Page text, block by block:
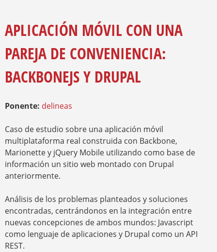
I
A
E
N
A
U
D
E
APLICACIÓN MÓVIL CON UNA
PAREJA DE CONVENIENCIA:
BACKBONEJS Y DRUPAL
Ponente: delineas
Caso de estudio sobre una aplicación móvil
multiplataforma real construida con Backbone,
Marionette y jQuery Mobile utilizando como base de
información un sitio web montado con Drupal
anteriormente.
Análisis de los problemas planteados y soluciones
encontradas, centrándonos en la integración entre
nuevas concepciones de ambos mundos: Javascript
como lenguaje de aplicaciones y Drupal como un API
REST.